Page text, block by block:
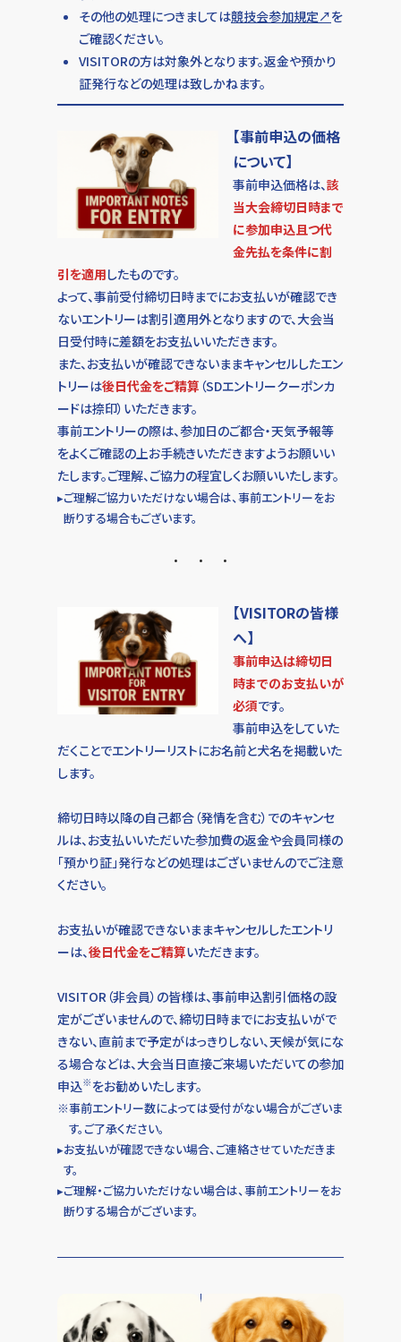
お問い合わせ 025.280.1256
その他の処理につきましては競技会参加規定↗を
ご確認ください。
VISITORの方は対象外となります。返金や預かり
証発行などの処理は致しかねます。
【事前申込の価格
について】
事前申込価格は、該
当大会締切日時まで
に参加申込且つ代
金先払を条件に割
引を適用したものです。
よって、事前受付締切日時までにお支払いが確認でき
ないエントリーは割引適用外となりますので、大会当
日受付時に差額をお支払いいただきます。
また、お支払いが確認できないままキャンセルしたエン
トリーは後日代金をご精算 （SDエントリークーポンカ
ードは捺印）いただきます。
事前エントリーの際は、参加日のご都合・天気予報等
をよくご確認の上お手続きいただきますようお願いい
たします。ご理解、ご協力の程宜しくお願いいたします。
▸ご理解ご協力いただけない場合は、事前エントリーをお
断りする場合もございます。
【VISITORの皆様
へ】
事前申込は締切日
時までのお支払いが
必須です。
事前申込をしていた
だくことでエントリーリストにお名前と犬名を掲載いた
します。
締切日時以降の自己都合（発情を含む）でのキャンセ
ルは、お支払いいただいた参加費の返金や会員同様の
「預かり証」発行などの処理はございませんのでご注意
ください。
お支払いが確認できないままキャンセルしたエントリ
ーは、後日代金をご精算いただきます。
VISITOR（非会員）の皆様は、事前申込割引価格の設
定がございませんので、締切日時までにお支払いがで
きない、直前まで予定がはっきりしない、天候が気にな
る場合などは、大会当日直接ご来場いただいての参加
申込※ をお勧めいたします。
※事前エントリー数によっては受付がない場合がございま
す。ご了承ください。
▸お支払いが確認できない場合、ご連絡させていただきま
す。
▸ご理解・ご協力いただけない場合は、事前エントリーをお
断りする場合がございます。